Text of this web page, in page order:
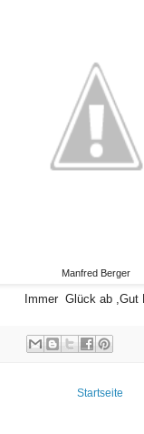
Manfred Berger
Immer Glück ab ,Gut
Startseite